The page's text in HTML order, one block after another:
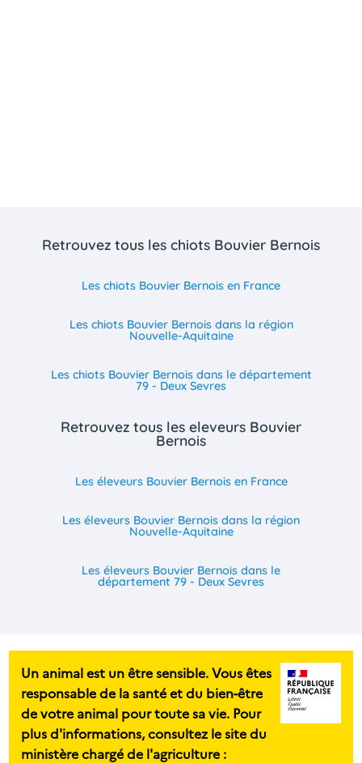
Retrouvez tous les chiots Bouvier Bernois
Les chiots Bouvier Bernois en France
Les chiots Bouvier Bernois dans la région
Nouvelle-Aquitaine
Les chiots Bouvier Bernois dans le département
79 - Deux Sevres
Retrouvez tous les eleveurs Bouvier
Bernois
Les éleveurs Bouvier Bernois en France
Les éleveurs Bouvier Bernois dans la région
Nouvelle-Aquitaine
Les éleveurs Bouvier Bernois dans le
département 79 - Deux Sevres
Un animal est un être sensible. Vous êtes
responsable de la santé et du bien-être
de votre animal pour toute sa vie. Pour
plus d'informations, consultez le site du
ministère chargé de l'agriculture :